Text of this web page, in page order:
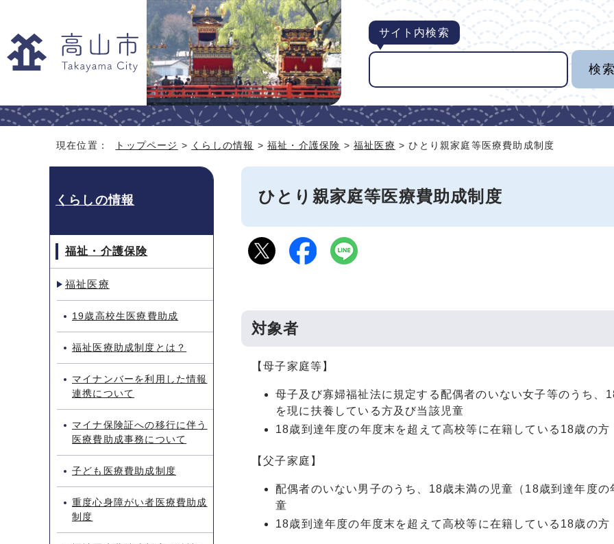
サイト内検索
現在位置： トップページ > くらしの情報 >福祉・介護保険 >福祉医療 > ひとり親家庭等医療費助成制度
ひとり親家庭等医療費助成制度
対象者
【母子家庭等】
母子及び寡婦福祉法に規定する配偶者のいない女子等のうち、
を現に扶養している方及び当該児童
18歳到達年度の年度末を超えて高校等に在籍している18歳の方
【父子家庭】
配偶者のいない男子のうち、18歳未満の児童（18歳到達年度
童
18歳到達年度の年度末を超えて高校等に在籍している18歳の方
くらしの情報
福祉・介護保険
福祉医療
19歳高校生医療費助成
福祉医療助成制度とは？
マイナンバーを利用した情報
連携について
マイナ保険証への移行に伴う
医療費助成事務について
子ども医療費助成制度
重度心身障がい者医療費助成
制度